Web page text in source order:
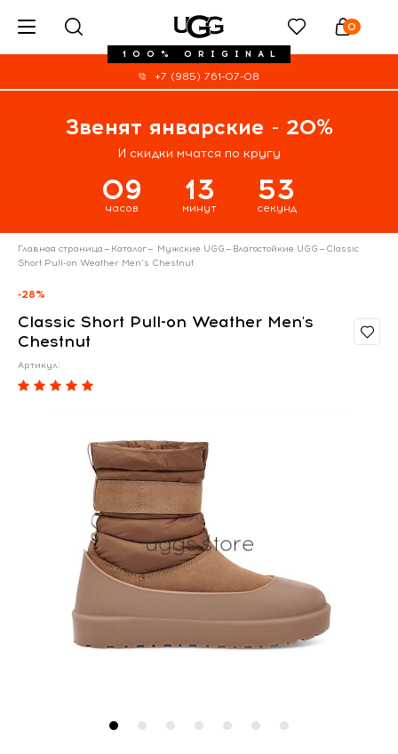
100% ORIGINAL
0
+7 (985) 761-07-08
Звенят январские - 20%
И скидки мчатся по кругу
09
часов
13
минут
53
секунд
Главная страница— Каталог— Мужские UGG— Влагостойкие UGG— Classic
Short Pull-on Weather Men's Chestnut
-28%
Classic Short Pull-on Weather Men's
Chestnut
Артикул: